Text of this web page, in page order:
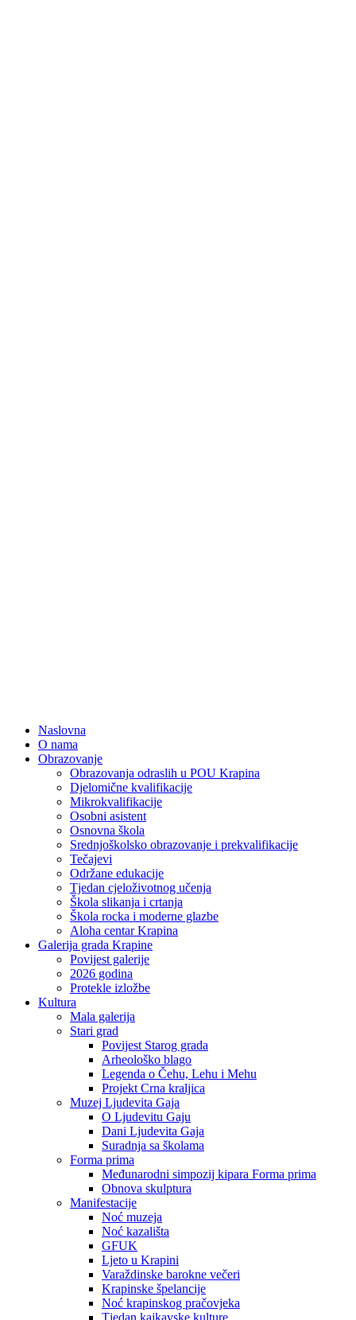
Naslovna
O nama
Obrazovanje
Obrazovanja odraslih u POU Krapina
Djelomične kvalifikacije
Mikrokvalifikacije
Osobni asistent
Osnovna škola
Srednjoškolsko obrazovanje i prekvalifikacije
Tečajevi
Održane edukacije
Tjedan cjeloživotnog učenja
Škola slikanja i crtanja
Škola rocka i moderne glazbe
Aloha centar Krapina
Galerija grada Krapine
Povijest galerije
2026 godina
Protekle izložbe
Kultura
Mala galerija
Stari grad
Povijest Starog grada
Arheološko blago
Legenda o Čehu, Lehu i Mehu
Projekt Crna kraljica
Muzej Ljudevita Gaja
O Ljudevitu Gaju
Dani Ljudevita Gaja
Suradnja sa školama
Forma prima
Međunarodni simpozij kipara Forma prima
Obnova skulptura
Manifestacije
Noć muzeja
Noć kazališta
GFUK
Ljeto u Krapini
Varaždinske barokne večeri
Krapinske špelancije
Noć krapinskog pračovjeka
Tjedan kajkavske kulture